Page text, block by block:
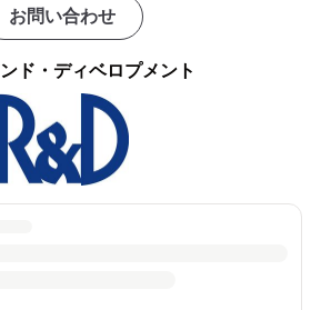
お問い合わせ
ド・ディベロプメント